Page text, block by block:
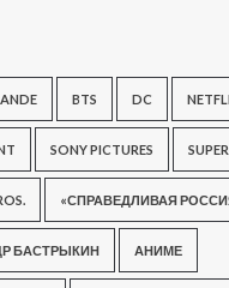
BTS DC
SONY PICTURES
«СПРАВЕДЛИВАЯ
БАСТРЫКИН АНИМЕ